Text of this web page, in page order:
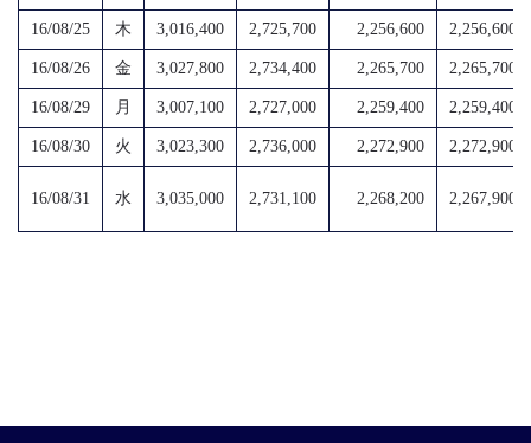
16/08/25 木 3,016,400 2,725,700 2,256,600 2,256,600
16/08/26 金 3,027,800 2,734,400 2,265,700 2,265,700
16/08/29 月 3,007,100 2,727,000 2,259,400 2,259,400
16/08/30 火 3,023,300 2,736,000 2,272,900 2,272,900
16/08/31 水 3,035,000 2,731,100 2,268,200 2,267,900